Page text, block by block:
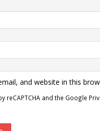
and website in this
reCAPTCHA and the Google